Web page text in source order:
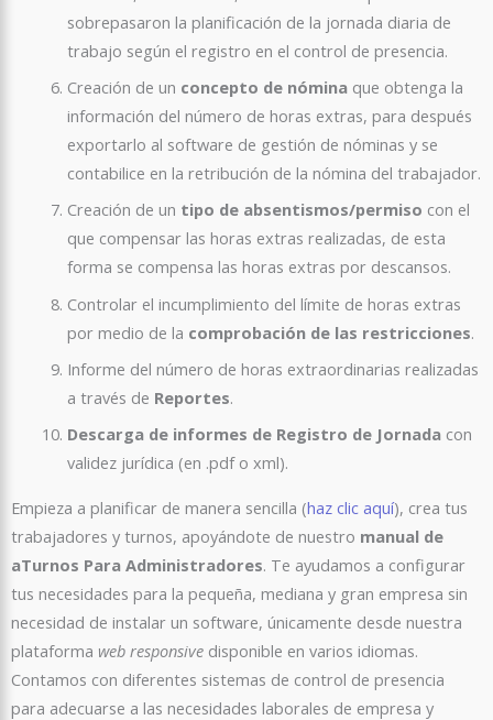
sobrepasaron la planificación de la jornada diaria de
trabajo según el registro en el control de presencia.
Creación de un concepto de nómina que obtenga la
información del número de horas extras, para después
exportarlo al software de gestión de nóminas y se
contabilice en la retribución de la nómina del trabajador.
Creación de un tipo de absentismos/permiso con el
que compensar las horas extras realizadas, de esta
forma se compensa las horas extras por descansos.
Controlar el incumplimiento del límite de horas extras
por medio de la comprobación de las restricciones.
Informe del número de horas extraordinarias realizadas
a través de Reportes.
Descarga de informes de Registro de Jornada con
validez jurídica (en .pdf o xml).
Empieza a planificar de manera sencilla (haz clic aquí), crea tus
trabajadores y turnos, apoyándote de nuestro manual de
aTurnos Para Administradores. Te ayudamos a configurar
tus necesidades para la pequeña, mediana y gran empresa sin
necesidad de instalar un software, únicamente desde nuestra
plataforma web responsive disponible en varios idiomas.
Contamos con diferentes sistemas de control de presencia
para adecuarse a las necesidades laborales de empresa y